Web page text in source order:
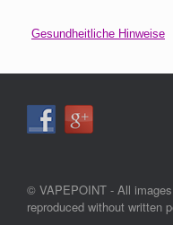
Gesundheitliche Hinweise
© VAPEPOINT - All
reproduced without written